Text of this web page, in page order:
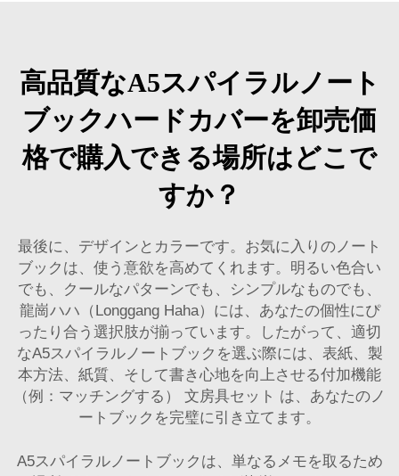
高品質なA5スパイラルノート
ブックハードカバーを卸売価
格で購入できる場所はどこで
すか？
最後に、デザインとカラーです。お気に入りのノート
ブックは、使う意欲を高めてくれます。明るい色合い
でも、クールなパターンでも、シンプルなものでも、
龍崗ハハ（Longgang Haha）には、あなたの個性にぴ
ったり合う選択肢が揃っています。したがって、適切
なA5スパイラルノートブックを選ぶ際には、表紙、製
本方法、紙質、そして書き心地を向上させる付加機能
（例：マッチングする） 文房具セット は、あなたのノ
ートブックを完璧に引き立てます。
A5スパイラルノートブックは、単なるメモを取るため